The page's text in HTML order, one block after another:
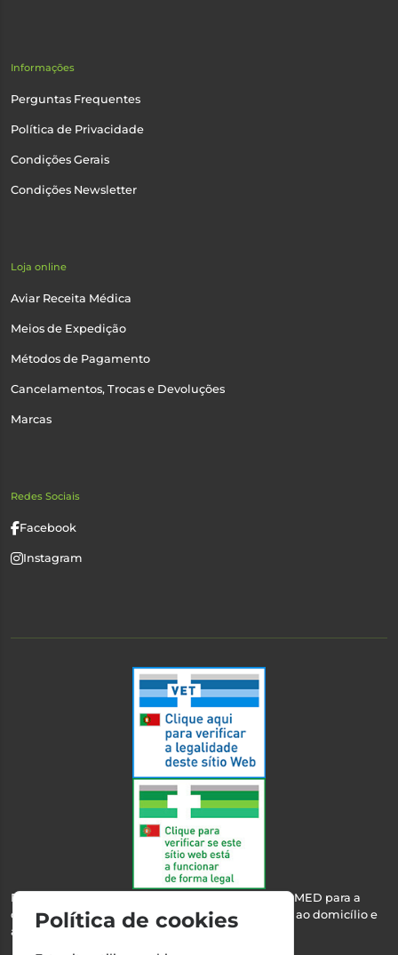
Informações
Perguntas Frequentes
Política de Privacidade
Condições Gerais
Condições Newsletter
Loja online
Aviar Receita Médica
Meios de Expedição
Métodos de Pagamento
Cancelamentos, Trocas e Devoluções
Marcas
Redes Sociais
Facebook
Instagram
Esta farmácia encontra-se autorizada pelo INFARMED para a
dispensa de medicamentos e produtos de saúde ao domicílio e
através da internet.
Política de cookies